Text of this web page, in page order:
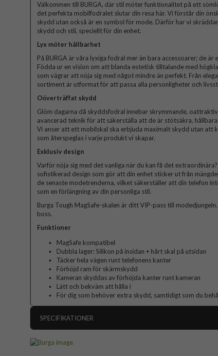
Välkommen till BURGA, där stil möter funktionalitet på ett
det perfekta mobilfodralet slutar din resa här. Vi förstår din
skydd utan också är en symbol för mode. Därför har vi
skydd och stil, speciellt för din enhet.
Lyx möter hållbarhet
På BURGA är våra lyxiga fodral mer än bara accessoarer; de
Födda ur en vision om att blanda estetisk tilltalande med
som vägrar att nöja sig med något mindre än perfekt. Från
sortiment är utformat för att passa alla personligheter och
Oöverträffat skydd
Glöm dagarna då skyddsfodral innebar skrymmande,
avancerad teknik för att säkerställa att de är stötsäkra,
Vi anser att ett mobilskal ska erbjuda maximalt skydd utan att
som återspeglas i varje produkt vi skapar.
Exklusiv design
Varför nöja sig med det vanliga när du kan få det
sofistikerad design som gör att din enhet sticker ut från
de senaste modetrenderna, vilket säkerställer att din telefon
som en förlängning av din personliga stil.
Burga Tough MagSafe-skalen är ditt VIP-pass till
boss.
Funktioner
MagSafe kompatibel
Dubbla lager: Silikon på insidan + hårt skal på utsidan
Täcker hela vägen runt telefonens kanter
Förhöjd ram för skärmskydd
Kameran skyddas av förhöjda kanter runt kameran
Lätt och bekväm att hålla i
För dig som behöver extra skydd, samtidigt som du
SPECIFIKATIONER